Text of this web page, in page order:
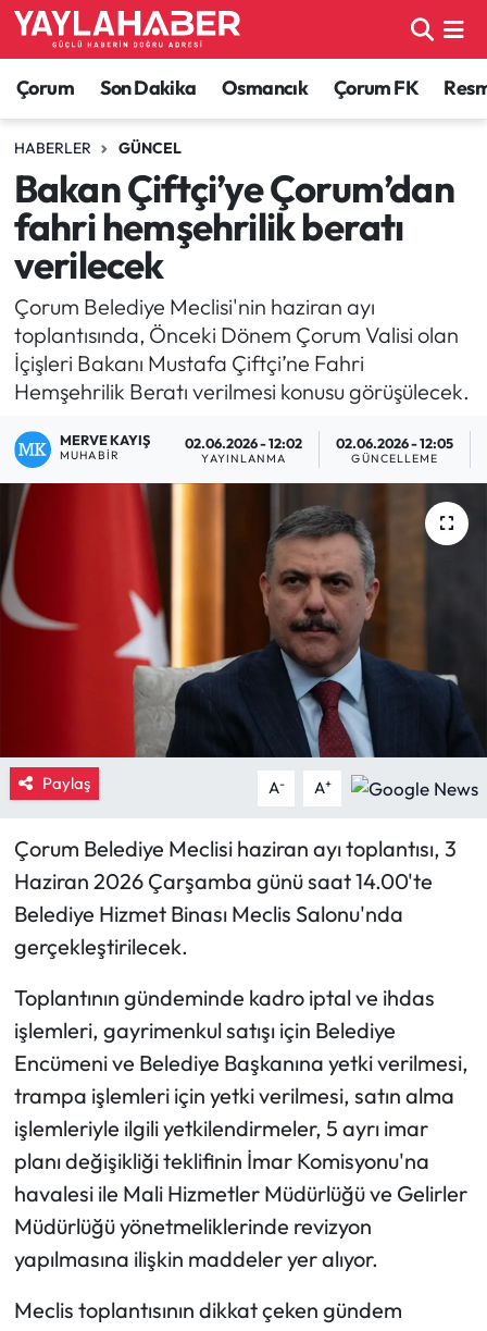
Çorum Son Dakika Osmancık Çorum FK
HABERLER GÜNCEL
Bakan Çiftçi’ye Çorum’dan
fahri hemşehrilik beratı
verilecek
Çorum Belediye Meclisi'nin haziran ayı
toplantısında, Önceki Dönem Çorum Valisi olan
İçişleri Bakanı Mustafa Çiftçi’ne Fahri
Hemşehrilik Beratı verilmesi konusu görüşülecek.
MERVE KAYIŞ
MUHABIR
02.06.2026 - 12:02
YAYINLANMA
02.06.2026 - 12:05
GÜNCELLEME
Paylaş A- A+
Çorum Belediye Meclisi haziran ayı toplantısı, 3
Haziran 2026 Çarşamba günü saat 14.00'te
Belediye Hizmet Binası Meclis Salonu'nda
gerçekleştirilecek.
Toplantının gündeminde kadro iptal ve ihdas
işlemleri, gayrimenkul satışı için Belediye
Encümeni ve Belediye Başkanına yetki verilmesi,
trampa işlemleri için yetki verilmesi, satın alma
işlemleriyle ilgili yetkilendirmeler, 5 ayrı imar
planı değişikliği teklifinin İmar Komisyonu'na
havalesi ile Mali Hizmetler Müdürlüğü ve Gelirler
Müdürlüğü yönetmeliklerinde revizyon
yapılmasına ilişkin maddeler yer alıyor.
Meclis toplantısının dikkat çeken gündem
Alaca Haberleri
Bayat Haberleri
Bilgi - Keşfet Haberleri
Bilim ve Teknoloji
Boğazkale Haberleri
Çorum Haberleri
Güncel
İskilip Haberleri
Kargı Haberleri
Kimdir?
Kültür Sanat
Laçin Haberleri
Mecitözü Haberleri
Oğuzlar Haberleri
Ortaköy Haberleri
Osmancık Haberleri
Otomotiv
Resmi İlan
Çorum Nöbetçi Eczaneler
Çorum Hava Durumu
Çorum Namaz Vakitleri
Çorum Trafik Yoğunluk Haritası
TFF 1.Lig Puan Durumu ve Fikstür
Tüm Manşetler